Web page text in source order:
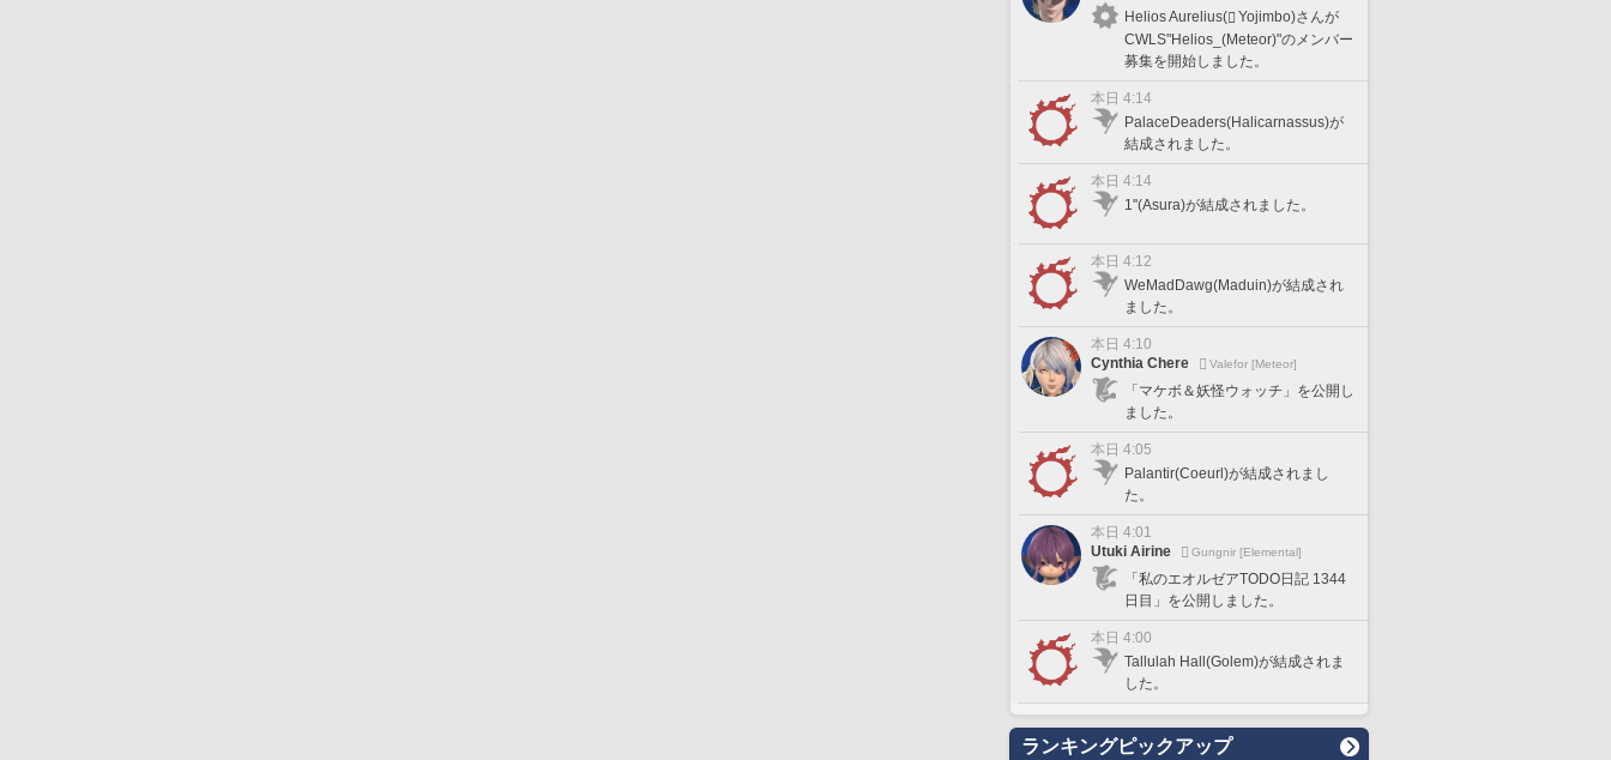
Helios Aurelius(
Yojimbo)さんが
CWLS"Helios_(Meteor)"のメンバー
募集を開始しました。
本日 4:14
PalaceDeaders(Halicarnassus)が
結成されました。
本日 4:14
1''(Asura)が結成されました。
本日 4:12
WeMadDawg(Maduin)が結成され
ました。
本日 4:10
Cynthia Chere
Valefor [Meteor]
「マケボ＆妖怪ウォッチ」を公開し
ました。
本日 4:05
Palantir(Coeurl)が結成されまし
た。
本日 4:01
Utuki Airine
Gungnir [Elemental]
「私のエオルゼアTODO日記 1344
日目」を公開しました。
本日 4:00
Tallulah Hall(Golem)が結成されま
した。
ランキングピックアップ